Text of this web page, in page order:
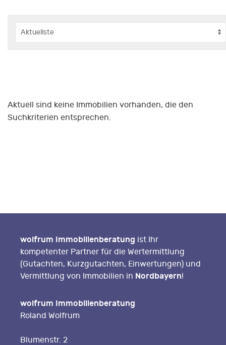
Aktuell sind keine Immobilien vorhanden, die den
Suchkriterien entsprechen.
wolfrum Immobilienberatung ist Ihr
kompetenter Partner für die Wertermittlung
(Gutachten, Kurzgutachten, Einwertungen) und
Vermittlung von Immobilien in Nordbayern!
wolfrum Immobilienberatung
Roland Wolfrum
Blumenstr. 2